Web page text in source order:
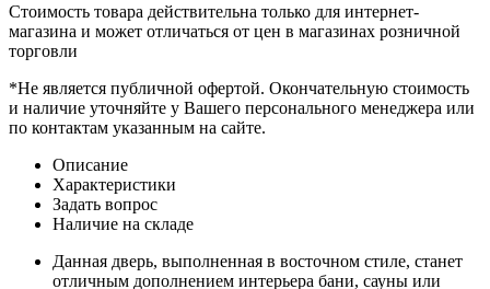
Стоимость товара действительна только для интернет-
магазина и может отличаться от цен в магазинах розничной
торговли
*Не является публичной офертой. Окончательную стоимость
и наличие уточняйте у Вашего персонального менеджера или
по контактам указанным на сайте.
Описание
Характеристики
Задать вопрос
Наличие на складе
Данная дверь, выполненная в восточном стиле, станет
отличным дополнением интерьера бани, сауны или